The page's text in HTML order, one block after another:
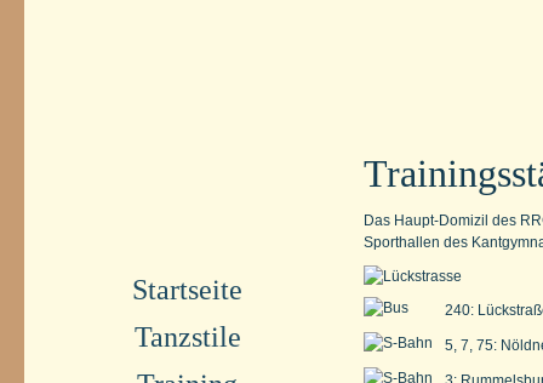
Startseite
Tanzstile
Das Haupt-Domizil des
Sporthallen des
240:
5, 7, 75: